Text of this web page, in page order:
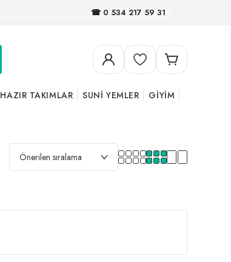
☎ 0 534 217 59 31
HAZIR TAKIMLAR SUNİ YEMLER GİYİM